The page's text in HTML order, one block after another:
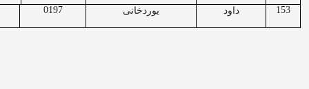
153 داود یوردخانی 0197